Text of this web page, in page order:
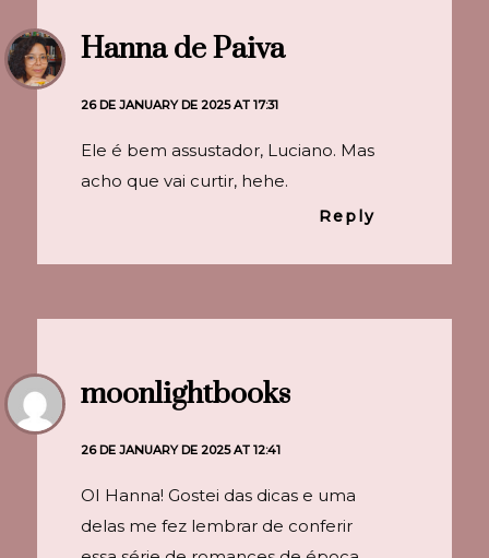
Hanna de Paiva
26 DE JANUARY DE 2025 AT 17:31
Ele é bem assustador, Luciano. Mas
acho que vai curtir, hehe.
Reply
moonlightbooks
26 DE JANUARY DE 2025 AT 12:41
OI Hanna! Gostei das dicas e uma
delas me fez lembrar de conferir